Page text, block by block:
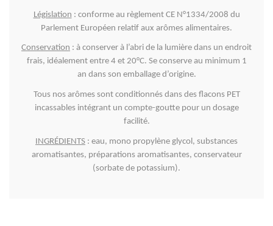
Législation : conforme au règlement CE N°1334/2008 du
Parlement Européen relatif aux arômes alimentaires.
Conservation : à conserver à l’abri de la lumière dans un endroit
frais, idéalement entre 4 et 20°C. Se conserve au minimum 1
an dans son emballage d’origine.
Tous nos arômes sont conditionnés dans des flacons PET
incassables intégrant un compte-goutte pour un dosage
facilité.
INGRÉDIENTS : eau, mono propylène glycol, substances
aromatisantes, préparations aromatisantes, conservateur
(sorbate de potassium).